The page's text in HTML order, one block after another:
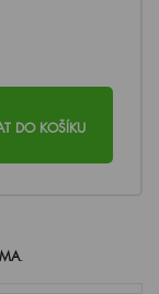
DO KOŠÍKU
.